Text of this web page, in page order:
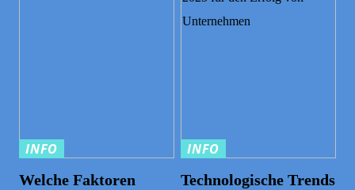
INFO
Welche Faktoren
INFO
Technologische Trends